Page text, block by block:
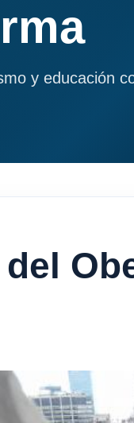
y educación